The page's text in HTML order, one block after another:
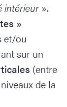
intérieur ».
»
et/ou
sur un
(entre
de la